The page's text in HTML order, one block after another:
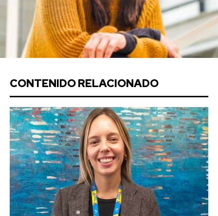
CONTENIDO RELACIONADO